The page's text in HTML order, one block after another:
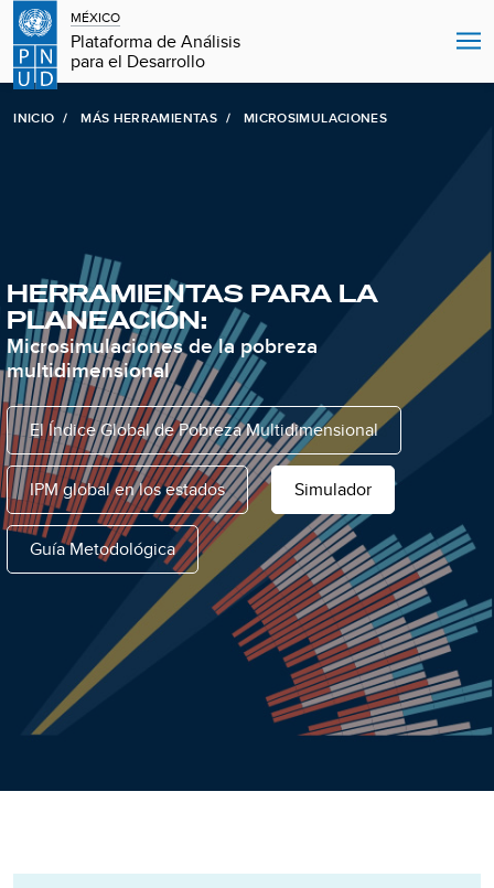
MÉXICO
Plataforma de Análisis
para el Desarrollo
INICIO MÁS HERRAMIENTAS MICROSIMULACIONES
HERRAMIENTAS PARA LA
PLANEACIÓN:
Microsimulaciones de la pobreza
multidimensional
El Índice Global de Pobreza Multidimensional
IPM global en los estados Simulador
Guía Metodológica